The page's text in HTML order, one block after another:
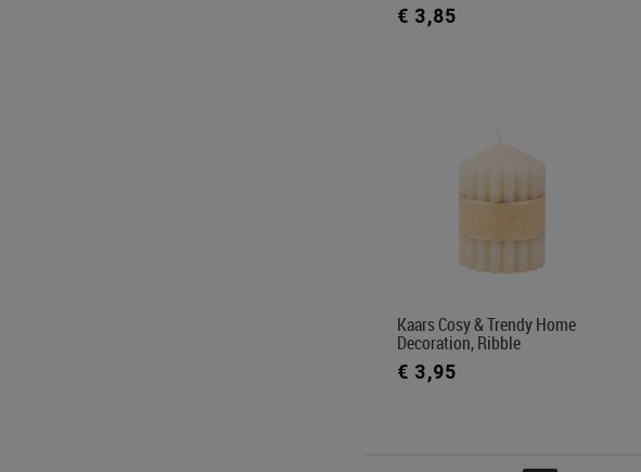
€ 3,85
Kaars Cosy & Trendy Home
Decoration, Ribble
€ 3,95